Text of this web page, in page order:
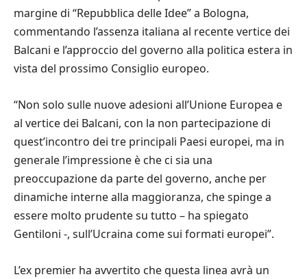
margine di “Repubblica delle Idee” a Bologna,
commentando l’assenza italiana al recente vertice dei
Balcani e l’approccio del governo alla politica estera in
vista del prossimo Consiglio europeo.
“Non solo sulle nuove adesioni all’Unione Europea e
al vertice dei Balcani, con la non partecipazione di
quest’incontro dei tre principali Paesi europei, ma in
generale l’impressione è che ci sia una
preoccupazione da parte del governo, anche per
dinamiche interne alla maggioranza, che spinge a
essere molto prudente su tutto – ha spiegato
Gentiloni -, sull’Ucraina come sui formati europei”.
L’ex premier ha avvertito che questa linea avrà un